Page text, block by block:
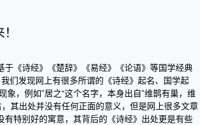
于《诗经》《楚辞》《易经》《论语》等国学经典
们发现网上有很多所谓的《诗经》起名、国学起
象，例如”居之“这个名字，本身出自”维鹊有巢，维
其出处并没有任何正面的意义，但是网上很多文章
有特别好的寓意，其背后的《诗经》出处更是有些